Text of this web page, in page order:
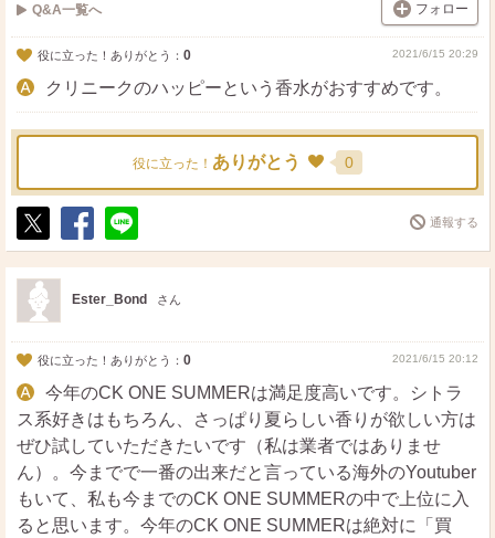
Q&A一覧へ フォロー
役に立った！ありがとう： 0 2021/6/15 20:29
クリニークのハッピーという香水がおすすめです。
役に立った！ ありがとう 0
ポ
ス
ト
シ
ェ
送
る
通報する
Ester_Bond さん
役に立った！ありがとう： 0 2021/6/15 20:12
今年のCK ONE SUMMERは満足度高いです。シトラ
ス系好きはもちろん、さっぱり夏らしい香りが欲しい方は
ぜひ試していただきたいです（私は業者ではありませ
ん）。今までで一番の出来だと言っている海外のYoutuber
もいて、私も今までのCK ONE SUMMERの中で上位に入
ると思います。今年のCK ONE SUMMERは絶対に「買